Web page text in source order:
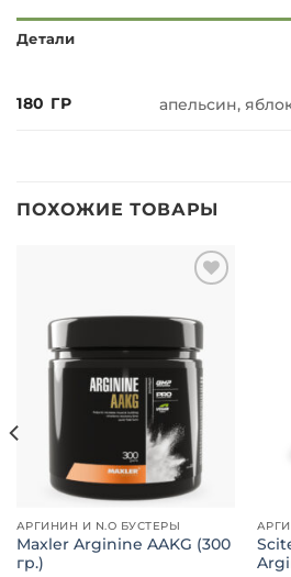
Детали
180 ГР апельсин,
ПОХОЖИЕ ТОВАРЫ
в список
желаний
АРГИНИН И N.O БУСТЕРЫ
Maxler Arginine AAKG (300
гр.)